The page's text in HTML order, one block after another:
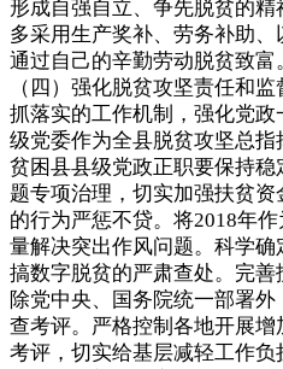
形成自强自立、争先脱贫的
多采用生产奖补、劳务补助
通过自己的辛勤劳动脱贫致富
（四）强化脱贫攻坚责任和
抓落实的工作机制，强化党
级党委作为全县脱贫攻坚总
贫困县县级党政正职要保持
题专项治理，切实加强扶贫
的行为严惩不贷。将2018年
量解决突出作风问题。科学
搞数字脱贫的严肃查处。完
除党中央、国务院统一部署
查考评。严格控制各地开展
考评，切实给基层减轻工作